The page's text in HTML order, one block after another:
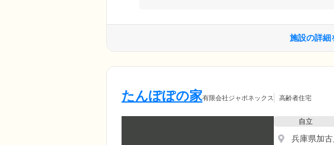
施設の詳細
たんぽぽの家有限会社ジャポネックス 高齢者住宅
自立
兵庫県加